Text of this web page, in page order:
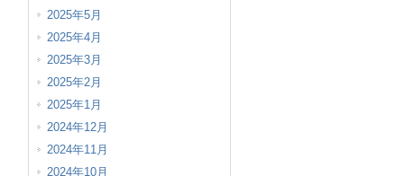
2025年5月
2025年4月
2025年3月
2025年2月
2025年1月
2024年12月
2024年11月
2024年10月